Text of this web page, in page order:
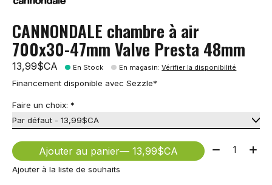
CANNONDALE chambre à air
700x30-47mm Valve Presta 48mm
13,99$CA En Stock En magasin:Vérifier la disponibilité
Financement disponible avec Sezzle*
Faire un choix: *
Ajouter au panier — 13,99$CA Quantité:
Ajouter à la liste de souhaits